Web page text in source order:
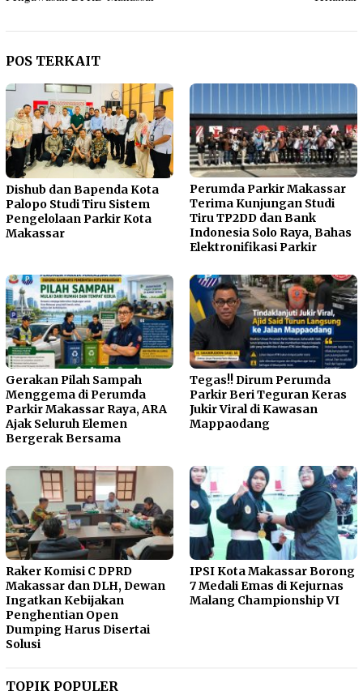
POS TERKAIT
Dishub dan Bapenda Kota
Palopo Studi Tiru Sistem
Pengelolaan Parkir Kota
Makassar
Perumda Parkir Makassar
Terima Kunjungan Studi
Tiru TP2DD dan Bank
Indonesia Solo Raya, Bahas
Elektronifikasi Parkir
Gerakan Pilah Sampah
Menggema di Perumda
Parkir Makassar Raya, ARA
Ajak Seluruh Elemen
Bergerak Bersama
Tegas!! Dirum Perumda
Parkir Beri Teguran Keras
Jukir Viral di Kawasan
Mappaodang
Raker Komisi C DPRD
Makassar dan DLH, Dewan
Ingatkan Kebijakan
Penghentian Open
Dumping Harus Disertai
Solusi
IPSI Kota Makassar Borong
7 Medali Emas di Kejurnas
Malang Championship VI
TOPIK POPULER